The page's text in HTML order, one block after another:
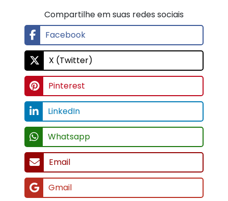
Compartilhe em suas redes sociais
Facebook
X (Twitter)
Pinterest
LinkedIn
Whatsapp
Email
Gmail